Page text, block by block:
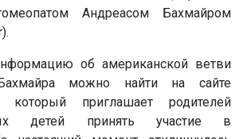
Андреасом Бахмайром
об американской ветви
можно найти на сайте
который приглашает родителей
детей принять участие в